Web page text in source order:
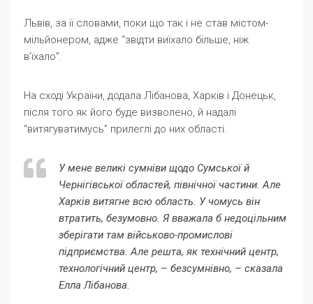
Львів, за її словами, поки що так і не став містом-
мільйонером, адже “звідти виїхало більше, ніж
в’їхало”.
На сході України, додала Лібанова, Харків і Донецьк,
після того як його буде визволено, й надалі
“витягуватимусь” прилеглі до них області.
У мене великі сумніви щодо Сумської й
Чернігівської областей, північної частини. Але
Харків витягне всю область. У чомусь він
втратить, безумовно. Я вважала б недоцільним
зберігати там військово-промислові
підприємства. Але решта, як технічний центр,
технологічний центр, – безсумнівно, – сказала
Елла Лібанова.